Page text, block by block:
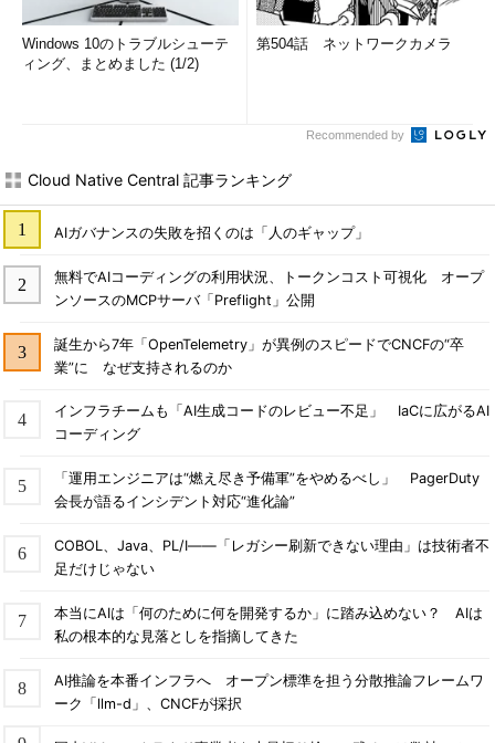
Windows 10のトラブルシューテ
ィング、まとめました (1/2)
第504話 ネットワークカメラ
Recommended by
Cloud Native Central 記事ランキング
AIガバナンスの失敗を招くのは「人のギャップ」
無料でAIコーディングの利用状況、トークンコスト可視化 オープ
ンソースのMCPサーバ「Preflight」公開
誕生から7年「OpenTelemetry」が異例のスピードでCNCFの“卒
業”に なぜ支持されるのか
インフラチームも「AI生成コードのレビュー不足」 IaCに広がるAI
コーディング
「運用エンジニアは“燃え尽き予備軍”をやめるべし」 PagerDuty
会長が語るインシデント対応“進化論”
COBOL、Java、PL/I――「レガシー刷新できない理由」は技術者不
足だけじゃない
本当にAIは「何のために何を開発するか」に踏み込めない？ AIは
私の根本的な見落としを指摘してきた
AI推論を本番インフラへ オープン標準を担う分散推論フレームワ
ーク「llm-d」、CNCFが採択